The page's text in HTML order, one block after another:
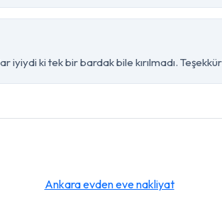
iyiydi ki tek bir bardak bile kırılmadı.
Ankara evden eve nakliyat